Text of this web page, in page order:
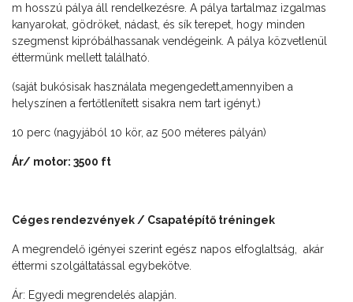
m hosszú pálya áll rendelkezésre. A pálya tartalmaz izgalmas
kanyarokat, gödröket, nádast, és sík terepet, hogy minden
szegmenst kipróbálhassanak vendégeink. A pálya közvetlenül
éttermünk mellett található.
(saját bukósisak használata megengedett,amennyiben a
helyszínen a fertőtlenített sisakra nem tart igényt.)
10 perc (nagyjából 10 kör, az 500 méteres pályán)
Ár/ motor: 3500 ft
Céges rendezvények / Csapatépítő tréningek
A megrendelő igényei szerint egész napos elfoglaltság, akár
éttermi szolgáltatással egybekötve.
Ár: Egyedi megrendelés alapján.